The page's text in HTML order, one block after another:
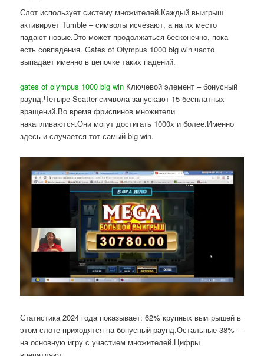
Слот использует систему множителей.Каждый выигрыш
активирует Tumble – символы исчезают, а на их место
падают новые.Это может продолжаться бесконечно, пока
есть совпадения. Gates of Olympus 1000 big win часто
выпадает именно в цепочке таких падений.
gates of olympus 1000 big win Ключевой элемент – бонусный
раунд.Четыре Scatter-символа запускают 15 бесплатных
вращений.Во время фриспинов множители
накапливаются.Они могут достигать 1000x и более.Именно
здесь и случается тот самый big win.
Статистика 2024 года показывает: 62% крупных выигрышей в
этом слоте приходятся на бонусный раунд.Остальные 38% –
на основную игру с участием множителей.Цифры